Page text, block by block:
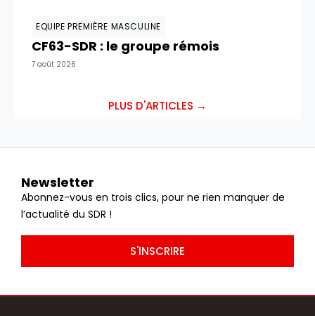
EQUIPE PREMIÈRE MASCULINE
CF63-SDR : le groupe rémois
7 août 2026
PLUS D'ARTICLES →
Newsletter
Abonnez-vous en trois clics, pour ne rien manquer de
l’actualité du SDR !
S'INSCRIRE